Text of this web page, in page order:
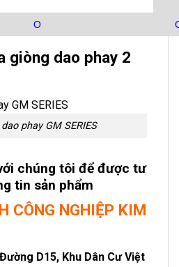
Ο
giòng dao phay 2
phay GM SERIES
chúng tôi để được tư
tin sản phẩm
CÔNG NGHIỆP KIM
D15, Khu Dân Cư Việt